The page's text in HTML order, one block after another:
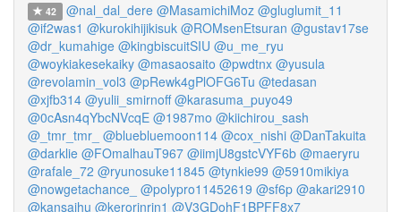
42 @nal_dal_dere @MasamichiMoz @gluglumit_11
@if2was1 @kurokihijikisuk @ROMsenEtsuran @gustav17se
@dr_kumahige @kingbiscuitSIU @u_me_ryu
@woykiakesekaiky @masaosaito @pwdtnx @yusula
@revolamin_vol3 @pRewk4gPlOFG6Tu @tedasan
@xjfb314 @yulii_smirnoff @karasuma_puyo49
@0cAsn4qYbcNVcqE @1987mo @kiichirou_sash
@_tmr_tmr_ @bluebluemoon114 @cox_nishi @DanTakuita
@darklie @FOmalhauT967 @iimjU8gstcVYF6b @maeryru
@rafale_72 @ryunosuke11845 @tynkie99 @5910mikiya
@nowgetachance_ @polypro11452619 @sf6p @akari2910
@kansaihu @kerorinrin1 @V3GDohF1BPFF8x7